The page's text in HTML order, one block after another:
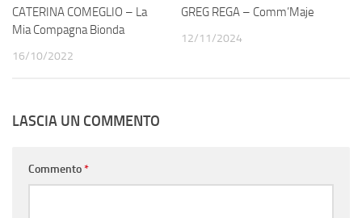
CATERINA COMEGLIO – La
Mia Compagna Bionda
16/10/2022
GREG REGA – Comm’Maje
12/11/2024
LASCIA UN COMMENTO
Commento*